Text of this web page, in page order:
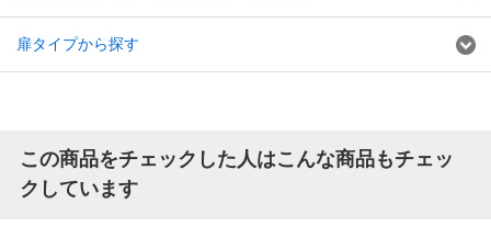
扉タイプから探す
この商品をチェックした人はこんな商品もチェッ
クしています